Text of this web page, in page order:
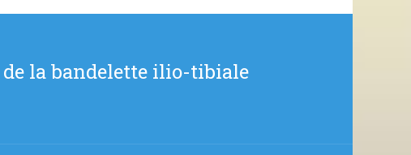
la bandelette ilio-tibiale